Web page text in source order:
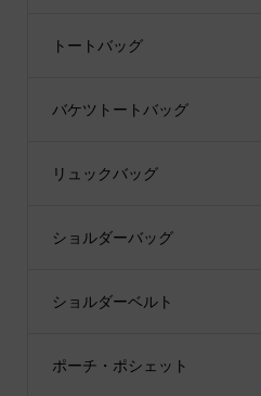
トートバッグ
バケツトートバッグ
リュックバッグ
ショルダーバッグ
ショルダーベルト
ポーチ・ポシェット